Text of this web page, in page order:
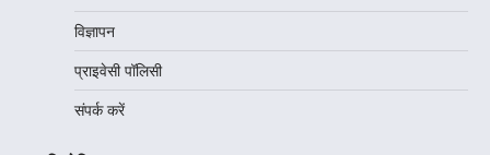
विज्ञापन
प्राइवेसी पॉलिसी
संपर्क करें